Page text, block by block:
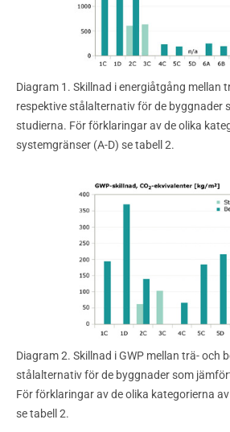
Diagram 1. Skillnad i energiåtgång mellan
respektive stålalternativ för de byggnader
studierna. För förklaringar av de olika
systemgränser (A-D) se tabell 2.
Diagram 2. Skillnad i GWP mellan trä- och
stålalternativ för de byggnader som
För förklaringar av de olika kategorierna
se tabell 2.